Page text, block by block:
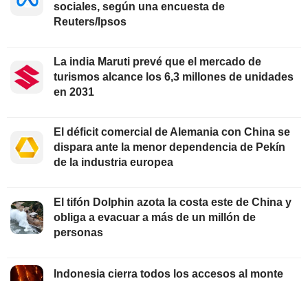
sociales, según una encuesta de
Reuters/Ipsos
La india Maruti prevé que el mercado de
turismos alcance los 6,3 millones de unidades
en 2031
El déficit comercial de Alemania con China se
dispara ante la menor dependencia de Pekín
de la industria europea
El tifón Dolphin azota la costa este de China y
obliga a evacuar a más de un millón de
personas
Indonesia cierra todos los accesos al monte